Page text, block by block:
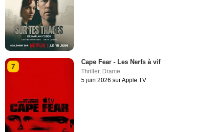
7
Cape Fear - Les Nerfs à vif
Thriller, Drame
5 juin 2026 sur Apple TV